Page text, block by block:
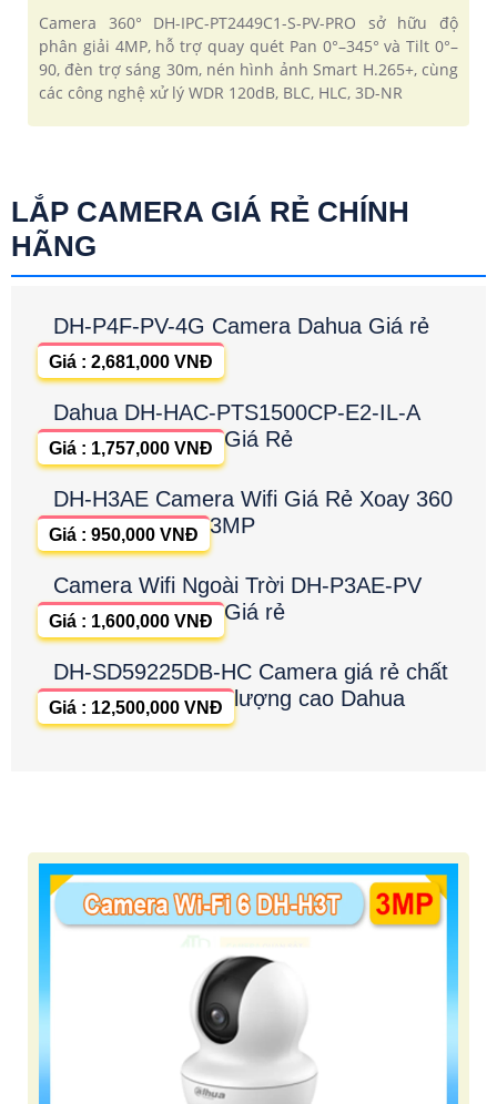
Camera 360° DH-IPC-PT2449C1-S-PV-PRO sở hữu độ
phân giải 4MP, hỗ trợ quay quét Pan 0°–345° và Tilt 0°–
90, đèn trợ sáng 30m, nén hình ảnh Smart H.265+, cùng
các công nghệ xử lý WDR 120dB, BLC, HLC, 3D-NR
LẮP CAMERA GIÁ RẺ CHÍNH
HÃNG
DH-P4F-PV-4G Camera Dahua Giá rẻ
Giá : 2,681,000 VNĐ
Dahua DH-HAC-PTS1500CP-E2-IL-A
Giá Rẻ
Giá : 1,757,000 VNĐ
DH-H3AE Camera Wifi Giá Rẻ Xoay 360
3MP
Giá : 950,000 VNĐ
Camera Wifi Ngoài Trời DH-P3AE-PV
Giá rẻ
Giá : 1,600,000 VNĐ
DH-SD59225DB-HC Camera giá rẻ chất
lượng cao Dahua
Giá : 12,500,000 VNĐ